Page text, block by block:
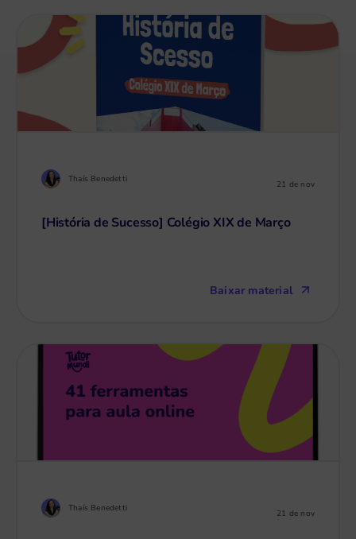
Thaís Benedetti 21 de nov
[História de Sucesso] Colégio XIX de Março
Baixar material
Thaís Benedetti 21 de nov